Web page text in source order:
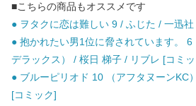
■こちらの商品もオススメです
● ヲタクに恋は難しい 9 / ふじた / 一迅
● 抱かれたい男1位に脅されています。
デラックス） / 桜日 梯子 / リブレ [コミ
● ブルーピリオド 10 （アフタヌーンKC
[コミック]